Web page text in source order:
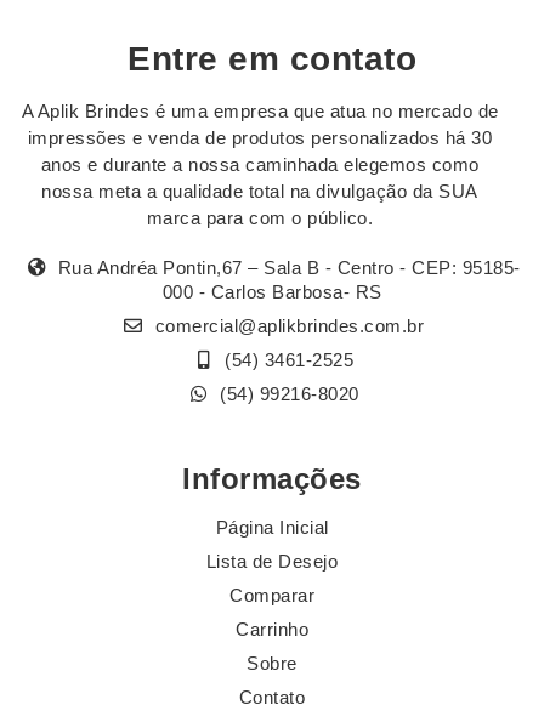
Entre em contato
A Aplik Brindes é uma empresa que atua no mercado de
impressões e venda de produtos personalizados há 30
anos e durante a nossa caminhada elegemos como
nossa meta a qualidade total na divulgação da SUA
marca para com o público.
Rua Andréa Pontin,67 – Sala B - Centro - CEP: 95185-
000 - Carlos Barbosa- RS
comercial@aplikbrindes.com.br
(54) 3461-2525
(54) 99216-8020
Informações
Página Inicial
Lista de Desejo
Comparar
Carrinho
Sobre
Contato